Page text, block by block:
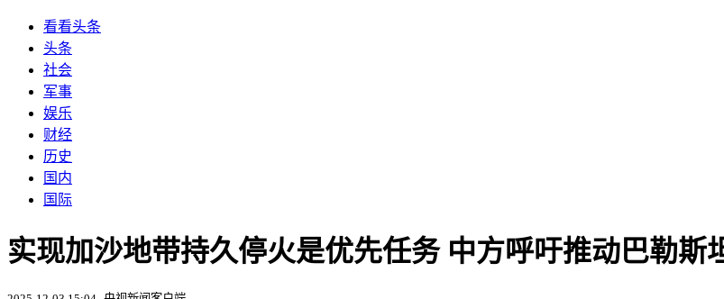
看看头条
头条
社会
军事
娱乐
财经
历史
国内
国际
实现加沙地带持久停火是优先任务 中方呼吁推动巴勒斯